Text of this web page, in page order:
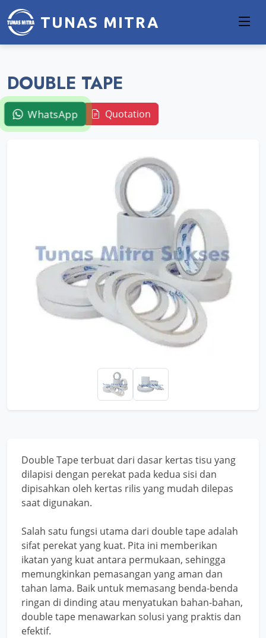
TUNAS MITRA
DOUBLE TAPE
WhatsApp Quotation
Double Tape terbuat dari dasar kertas tisu yang
dilapisi dengan perekat pada kedua sisi dan
dipisahkan oleh kertas rilis yang mudah dilepas
saat digunakan.
Salah satu fungsi utama dari double tape adalah
sifat perekat yang kuat. Pita ini memberikan
ikatan yang kuat antara permukaan, sehingga
memungkinkan pemasangan yang aman dan
tahan lama. Baik untuk memasang benda-benda
ringan di dinding atau menyatukan bahan-bahan,
double tape menawarkan solusi yang praktis dan
efektif.